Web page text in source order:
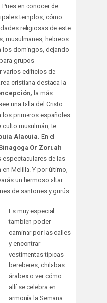
Pues en conocer de
templos, cómo
religiosas de este
musulmanes, hebreos
los domingos, dejando
grupos
varios edificios de
cristiana destaca la
la más
una talla del Cristo
los primeros españoles
culto musulmán, te
Alaouia. En el
Sinagoga Or Zoruah
espectaculares de las
Melilla. Y por último,
un hermoso altar
de santones y gurús.
Es muy especial
también poder
caminar por las calles
y encontrar
vestimentas típicas
bereberes, chilabas
árabes o ver cómo
allí se celebra en
armonía la Semana